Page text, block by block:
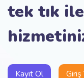
tek tık
Kayıt Ol Giriş